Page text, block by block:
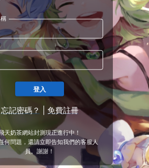
登入
忘記密碼？ 免費註冊
天奶茶網站封測現正進行中！
何問題，還請立即告知我們的客服人
員。謝謝！